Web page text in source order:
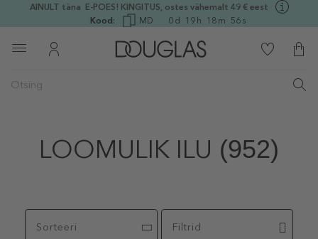
AINULT täna E-POES! KINGITUS, ostes vähemalt 49 € eest
Kood:
MD 0 d 19 h 18 m 56 s
LOOMULIK ILU (952)
Sorteeri Filtrid